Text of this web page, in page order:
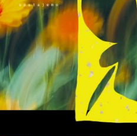
Pretraga